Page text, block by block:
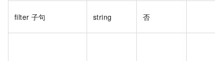
filter 子句 string 否